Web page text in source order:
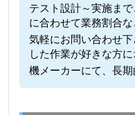
テスト設計～実施ま
に合わせて業務割合
気軽にお問い合わせ
した作業が好きな方
機メーカーにて、長